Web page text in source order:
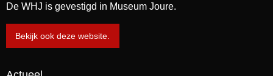
De WHJ is gevestigd in Museum Joure.
Bekijk ook deze website.